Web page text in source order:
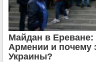
Майдан в
Армении и почему
Украины?